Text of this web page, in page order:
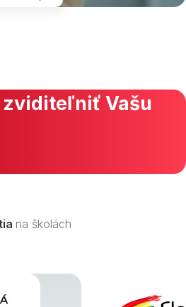
»
Vašu
na školách